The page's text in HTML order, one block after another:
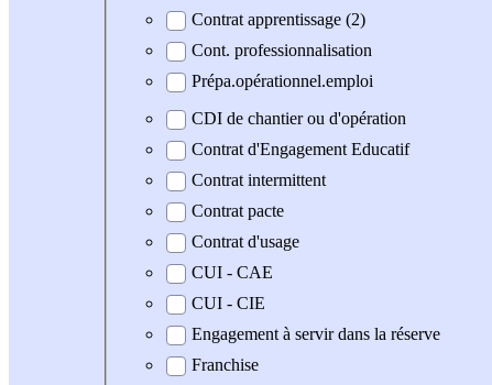
Contrat apprentissage (2)
Cont. professionnalisation
Prépa.opérationnel.emploi
CDI de chantier ou d'opération
Contrat d'Engagement Educatif
Contrat intermittent
Contrat pacte
Contrat d'usage
CUI - CAE
CUI - CIE
Engagement à servir dans la réserve
Franchise